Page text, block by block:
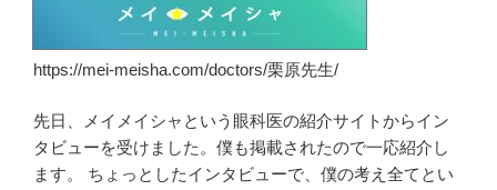
https://mei-meisha.com/doctors/栗原先生/
先日、メイメイシャという眼科医の紹介サイトからイン
タビューを受けました。僕も掲載されたので一応紹介し
ます。 ちょっとしたインタビューで、僕の考え全てとい